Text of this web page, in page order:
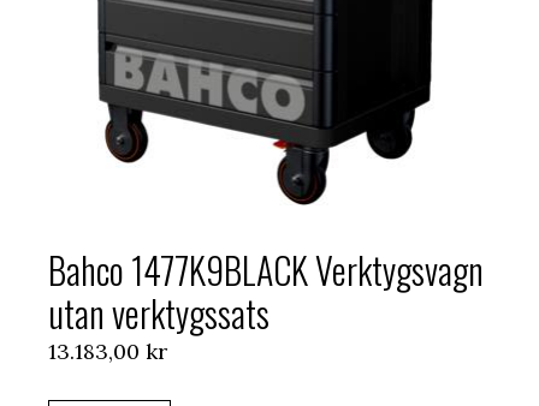
Bahco 1477K9BLACK Verktygsvagn
utan verktygssats
13.183,00 kr